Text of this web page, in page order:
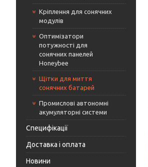
Кріплення для сонячних
модулів
Оптимізатори
потужності для
сонячних панелей
Honeybee
Щітки для миття
сонячних батарей
Промислові автономні
акумуляторні системи
Специфікації
Доставка і оплата
Новини